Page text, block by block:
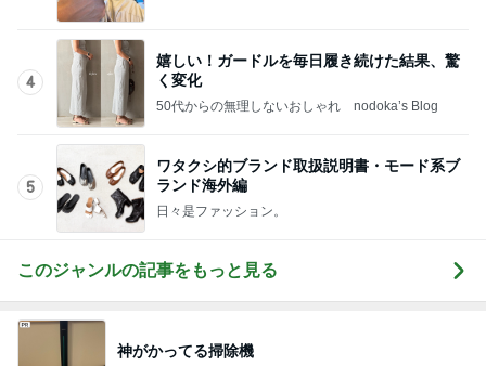
4
嬉しい！ガードルを毎日履き続けた結果、驚
く変化
50代からの無理しないおしゃれ nodoka’s Blog
5
ワタクシ的ブランド取扱説明書・モード系ブ
ランド海外編
日々是ファッション。
このジャンルの記事をもっと見る
神がかってる掃除機